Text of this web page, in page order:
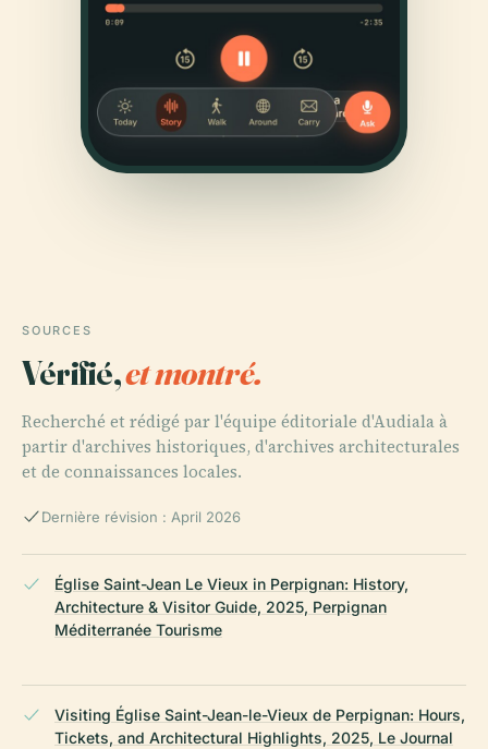
SOURCES
Vérifié,et montré.
Recherché et rédigé par l'équipe éditoriale d'Audiala à
partir d'archives historiques, d'archives architecturales
et de connaissances locales.
Dernière révision : April 2026
Église Saint-Jean Le Vieux in Perpignan: History,
Architecture & Visitor Guide, 2025, Perpignan
Méditerranée Tourisme
Visiting Église Saint-Jean-le-Vieux de Perpignan: Hours,
Tickets, and Architectural Highlights, 2025, Le Journal